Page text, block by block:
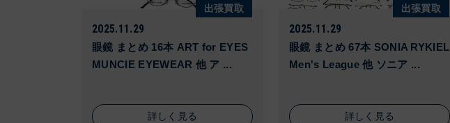
出張買取
2025.11.29
眼鏡 まとめ 16本 ART for EYES
MUNCIE EYEWEAR 他 ア ...
詳しく見る
出張買取
2025.11.29
眼鏡 まとめ 67本 SONIA RYKIEL
Men's League 他 ソニア ...
詳しく見る